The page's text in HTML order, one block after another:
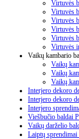
Virtuvės
Virtuvės
Virtuvės
Virtuvės
Virtuvės
Virtuvės
Vaikų kambario
Vaikų
Vaikų
Vaikų
Interjero dekoro
Interjero dekoro
Interjero
Viešbučio baldai
Vaikų darželio
Laiptų